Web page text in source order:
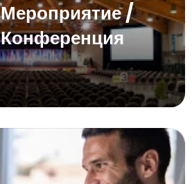
Мероприятие /
Конференция